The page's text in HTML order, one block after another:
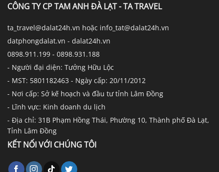
CÔNG TY CP TAM ANH ĐÀ LẠT - TA TRAVEL
ta_travel@dalat24h.vn hoặc info_tat@dalat24h.vn
datphongdalat.vn - dalat24h.vn
0898.911.199 - 0898.931.188
- Người đại diện: Tưởng Hữu Lộc
- MST: 5801182463 - Ngày cấp: 20/11/2012
- Nơi cấp: Sở kế hoạch và đầu tư tỉnh Lâm Đồng
- Lĩnh vực: Kinh doanh du lịch
- Địa chỉ: 31B Phạm Hồng Thái, Phường 10, Thành phố Đà Lạt,
Tỉnh Lâm Đồng
KẾT NỐI VỚI CHÚNG TÔI